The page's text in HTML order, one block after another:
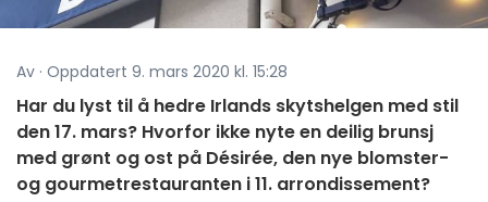
Av · Oppdatert 9. mars 2020 kl. 15:28
Har du lyst til å hedre Irlands skytshelgen med stil
den 17. mars? Hvorfor ikke nyte en deilig brunsj
med grønt og ost på Désirée, den nye blomster-
og gourmetrestauranten i 11. arrondissement?